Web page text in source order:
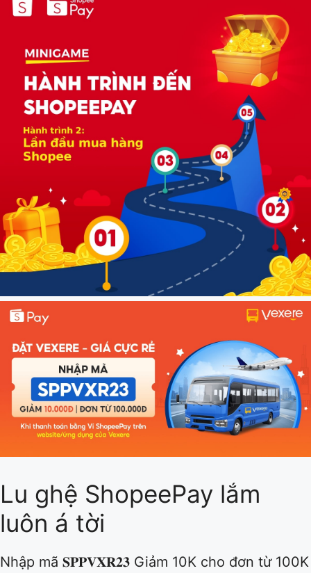
Lu ghệ ShopeePay lắm
luôn á tời
Nhập mã 𝐒𝐏𝐏𝐕𝐗𝐑𝟐𝟑 Giảm 10K cho đơn từ 100K